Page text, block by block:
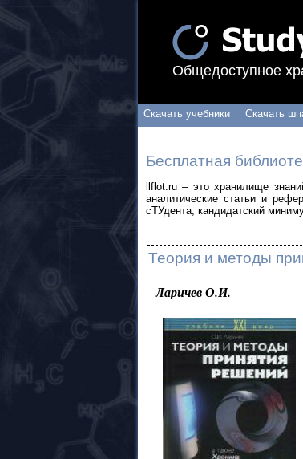
Общедоступное
Скачать учебники Скачать
Бесплатная
llflot.ru – это хранилище
аналитические статьи и
сТУдента, кандидатский
Теория и методы
Ларичев О.И.